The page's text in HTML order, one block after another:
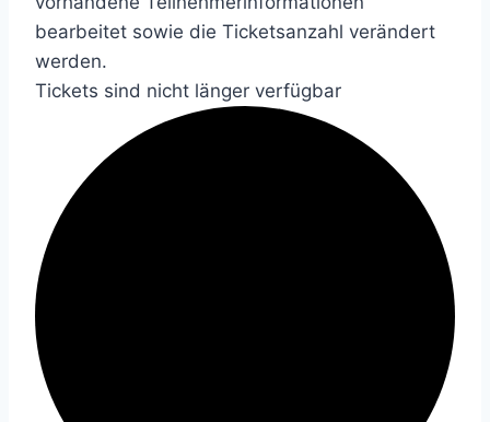
bearbeitet sowie die Ticketsanzahl verändert
werden.
Tickets sind nicht länger verfügbar